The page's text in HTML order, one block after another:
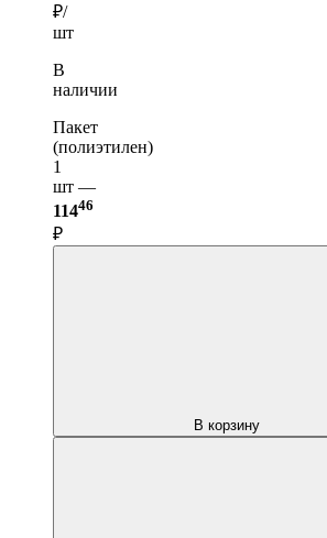
₽/
шт
В
наличии
Пакет
(полиэтилен)
1
шт —
11446
₽
В корзину